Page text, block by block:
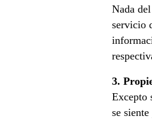
Nada
servicio
3.
Excepto
se